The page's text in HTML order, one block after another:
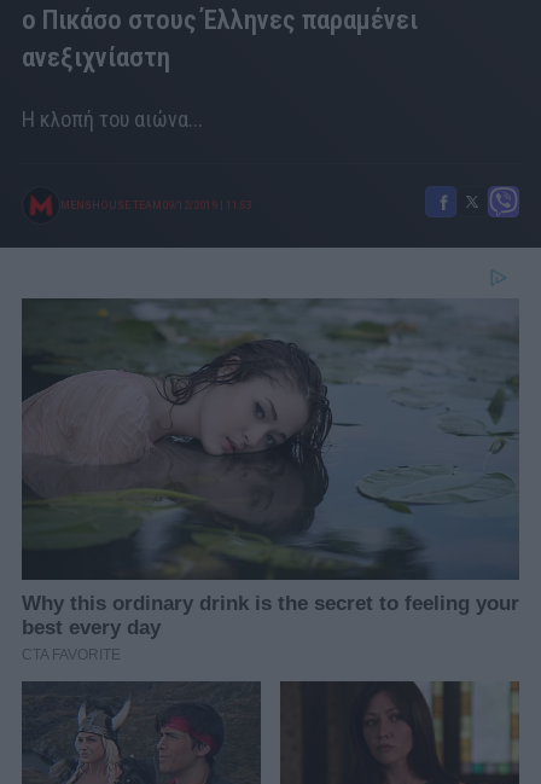
ο Πικάσο στους Έλληνες παραμένει
ανεξιχνίαστη
Η κλοπή του αιώνα...
MENSHOUSE TEAM 09/12/2019 11:53